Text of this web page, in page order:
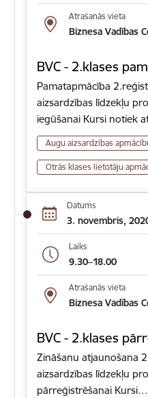
Atrašanās vieta
Biznesa Vadības
BVC - 2.klases
Pamatapmācība
aizsardzības līdzekļu
iegūšanai Kursi notiek
Augu aizsardzības
Otrās klases lietotāju
Datums
3. novembris,
Laiks
9.30–18.00
Atrašanās vieta
Biznesa Vadības
BVC - 2.klases
Zināšanu atjaunošana
aizsardzības līdzekļu
pārreģistrēšanai Kursi…